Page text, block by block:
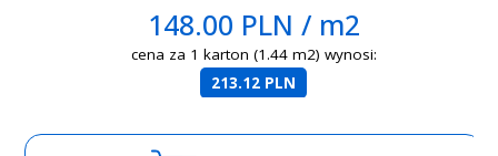
148.00 PLN / m2
cena za 1 karton (1.44 m2) wynosi:
213.12 PLN